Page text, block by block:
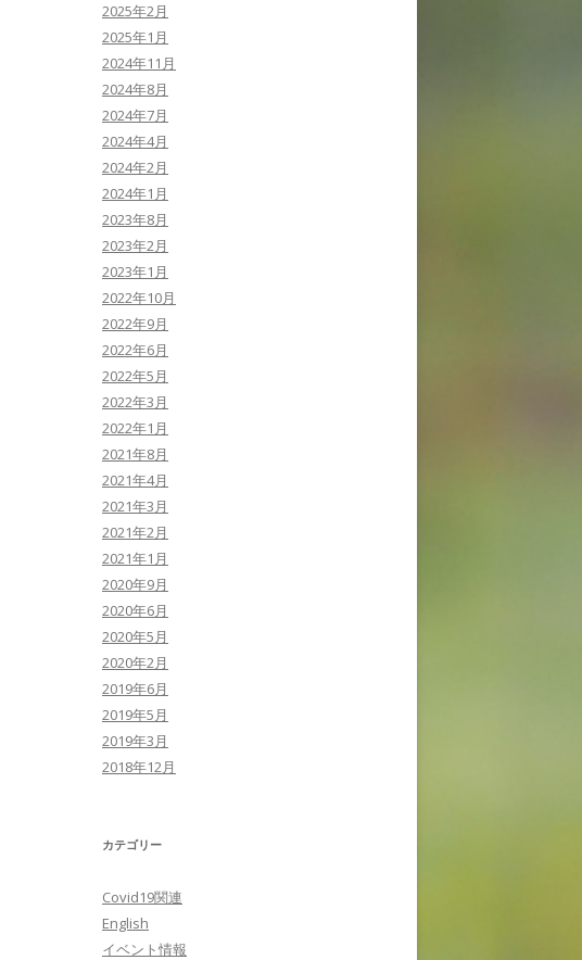
2025年2月
2025年1月
2024年11月
2024年8月
2024年7月
2024年4月
2024年2月
2024年1月
2023年8月
2023年2月
2023年1月
2022年10月
2022年9月
2022年6月
2022年5月
2022年3月
2022年1月
2021年8月
2021年4月
2021年3月
2021年2月
2021年1月
2020年9月
2020年6月
2020年5月
2020年2月
2019年6月
2019年5月
2019年3月
2018年12月
カテゴリー
Covid19関連
English
イベント情報